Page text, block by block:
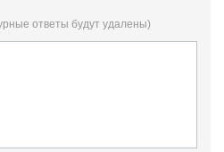
ответы будут удалены)